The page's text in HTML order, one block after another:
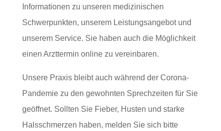
Informationen zu unseren medizinischen
Schwerpunkten, unserem Leistungsangebot und
unserem Service. Sie haben auch die Möglichkeit
einen Arzttermin online zu vereinbaren.
Unsere Praxis bleibt auch während der Corona-
Pandemie zu den gewohnten Sprechzeiten für Sie
geöffnet. Sollten Sie Fieber, Husten und starke
Halsschmerzen haben, melden Sie sich bitte